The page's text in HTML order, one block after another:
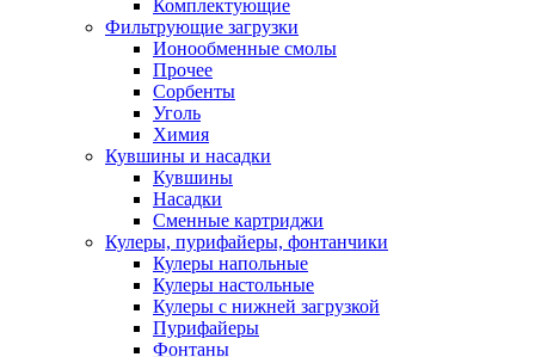
Комплектующие
Фильтрующие загрузки
Ионообменные смолы
Прочее
Сорбенты
Уголь
Химия
Кувшины и насадки
Кувшины
Насадки
Сменные картриджи
Кулеры, пурифайеры, фонтанчики
Кулеры напольные
Кулеры настольные
Кулеры с нижней загрузкой
Пурифайеры
Фонтаны